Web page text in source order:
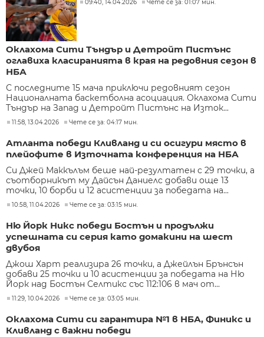
09:40, 14.04.2026 Чете се за: 01:07 мин.
Оклахома Сити Тъндър и Детройт Пистънс
оглавиха класиранията в края на редовния сезон в
НБА
С последните 15 мача приключи редовният сезон
Националната баскетболна асоциация. Оклахома Сити
Тъндър на Запад и Детройт Пистънс на Изток...
11:58, 13.04.2026 Чете се за: 04:17 мин.
Атланта победи Кливланд и си осигури място в
плейофите в Източната конференция на НБА
Си Джей Маккълъм беше най-резултатен с 29 точки, а
съотборникът му Дайсън Даниелс добави още 13
точки, 10 борби и 12 асистенции за победата на...
10:58, 11.04.2026 Чете се за: 03:15 мин.
Ню Йорк Никс победи Бостън и продължи
успешната си серия като домакини на шест
двубоя
Джош Харт реализира 26 точки, а Джейлън Брънсън
добави 25 точки и 10 асистенции за победата на Ню
Йорк над Бостън Селтикс със 112:106 в мач от...
11:29, 10.04.2026 Чете се за: 03:05 мин.
Оклахома Сити си гарантира №1 в НБА, Финикс и
Кливланд с важни победи